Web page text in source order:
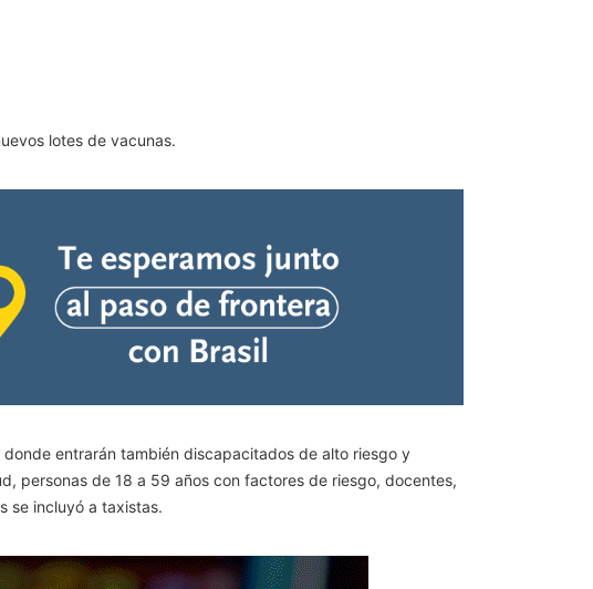
lotes de vacunas.
entrarán también discapacitados de alto riesgo y
personas de 18 a 59 años con factores de riesgo, docentes,
se incluyó a taxistas.